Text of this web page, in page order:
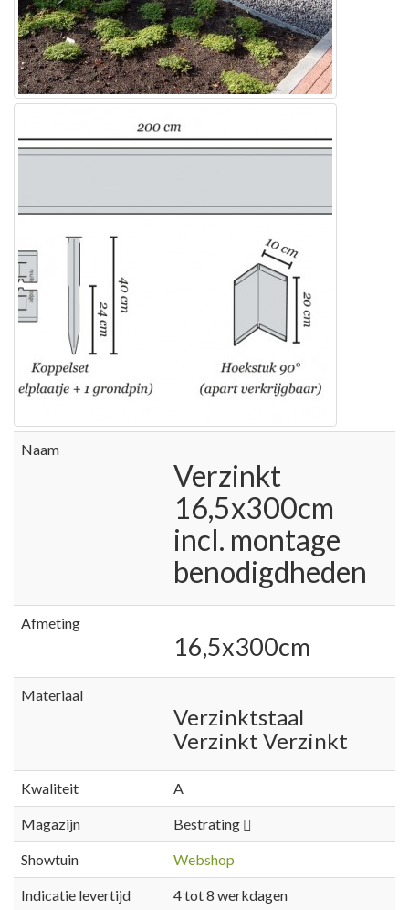
Naam
Verzinkt
16,5x300cm
incl. montage
benodigdheden
Afmeting
16,5x300cm
Materiaal
Verzinktstaal
Verzinkt Verzinkt
Kwaliteit A
Magazijn Bestrating
Showtuin Webshop
Indicatie levertijd 4 tot 8 werkdagen